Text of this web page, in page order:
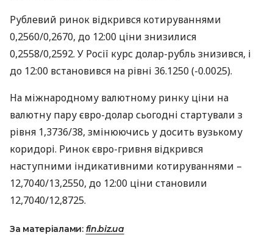
Рублевий ринок відкрився котируваннями
0,2560/0,2670, до 12:00 ціни знизилися
0,2558/0,2592. У Росії курс долар-рубль знизився, і
до 12:00 встановився на рівні 36.1250 (-0.0025).
На міжнародному валютному ринку ціни на
валютну пару євро-долар сьогодні стартували з
рівня 1,3736/38, змінюючись у досить вузькому
коридорі. Ринок євро-гривня відкрився
наступними індикативними котируваннями –
12,7040/13,2550, до 12:00 ціни становили
12,7040/12,8725.
За матеріалами: fin.biz.ua